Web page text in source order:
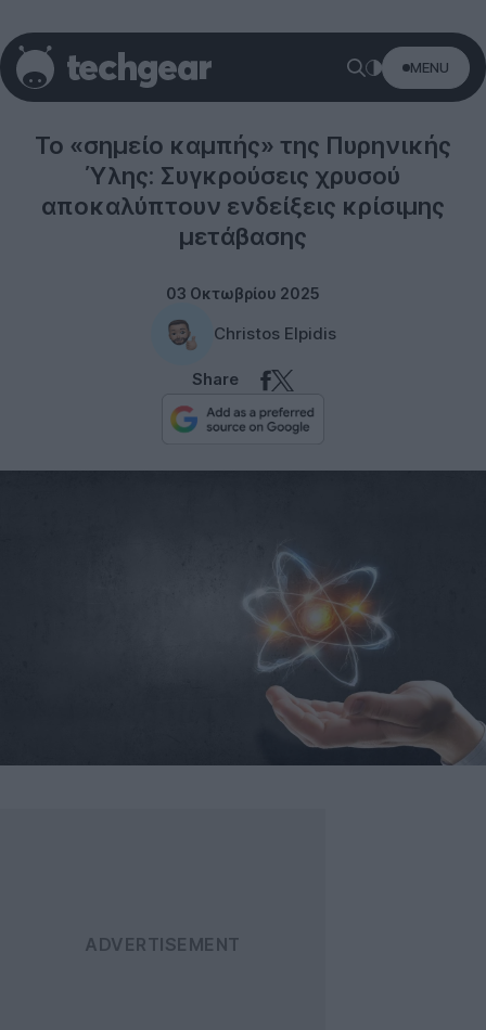
MENU
Το «σημείο καμπής» της Πυρηνικής
Ύλης: Συγκρούσεις χρυσού
αποκαλύπτουν ενδείξεις κρίσιμης
μετάβασης
03 Οκτωβρίου 2025
Christos Elpidis
Share